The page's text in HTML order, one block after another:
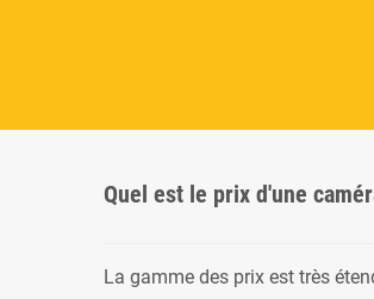
Quel est le prix d'une
La gamme des prix est très